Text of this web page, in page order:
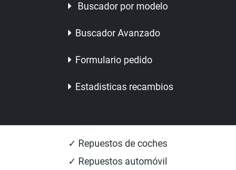
Buscador por modelo
Buscador Avanzado
Formulario pedido
Estadisticas recambios
✓ Repuestos de coches
✓ Repuestos automóvil